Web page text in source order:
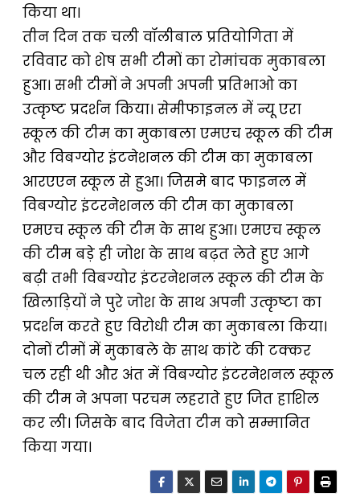
किया था।
तीन दिन तक चली वॉलीबाल प्रतियोगिता में
रविवार को शेष सभी टीमों का रोमांचक मुकाबला
हुआ। सभी टीमों ने अपनी अपनी प्रतिभाओ का
उत्कृष्ट प्रदर्शन किया। सेमीफाइनल में न्यू एरा
स्कूल की टीम का मुकाबला एमएच स्कूल की टीम
और विबग्योर इंटनेशनल की टीम का मुकाबला
आरएएन स्कूल से हुआ। जिसमे बाद फाइनल में
विबग्योर इंटरनेशनल की टीम का मुकाबला
एमएच स्कूल की टीम के साथ हुआ। एमएच स्कूल
की टीम बड़े ही जोश के साथ बढ़त लेते हुए आगे
बढ़ी तभी विबग्योर इंटरनेशनल स्कूल की टीम के
खिलाड़ियों ने पुरे जोश के साथ अपनी उत्कृष्टा का
प्रदर्शन करते हुए विरोधी टीम का मुकाबला किया।
दोनों टीमों में मुकाबले के साथ कांटे की टक्कर
चल रही थी और अंत में विबग्योर इंटरनेशनल स्कूल
की टीम ने अपना परचम लहराते हुए जित हाशिल
कर ली। जिसके बाद विजेता टीम को सम्मानित
किया गया।